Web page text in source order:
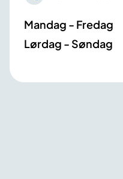
Mandag - Fredag
Lørdag - Søndag